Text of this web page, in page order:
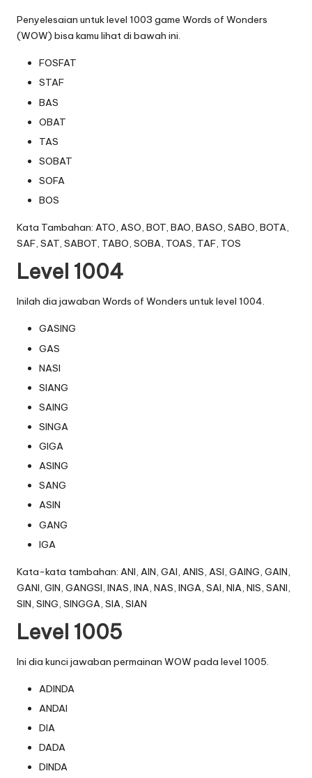
Penyelesaian untuk level 1003 game Words of Wonders
(WOW) bisa kamu lihat di bawah ini.
FOSFAT
STAF
BAS
OBAT
TAS
SOBAT
SOFA
BOS
Kata Tambahan: ATO, ASO, BOT, BAO, BASO, SABO, BOTA,
SAF, SAT, SABOT, TABO, SOBA, TOAS, TAF, TOS
Level 1004
Inilah dia jawaban Words of Wonders untuk level 1004.
GASING
GAS
NASI
SIANG
SAING
SINGA
GIGA
ASING
SANG
ASIN
GANG
IGA
Kata-kata tambahan: ANI, AIN, GAI, ANIS, ASI, GAING, GAIN,
GANI, GIN, GANGSI, INAS, INA, NAS, INGA, SAI, NIA, NIS, SANI,
SIN, SING, SINGGA, SIA, SIAN
Level 1005
Ini dia kunci jawaban permainan WOW pada level 1005.
ADINDA
ANDAI
DIA
DADA
DINDA